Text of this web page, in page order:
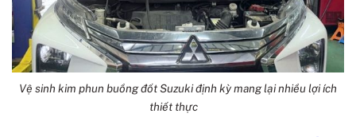
Vệ sinh kim phun buồng đốt Suzuki định kỳ mang lại nhiều lợi ích
thiết thực